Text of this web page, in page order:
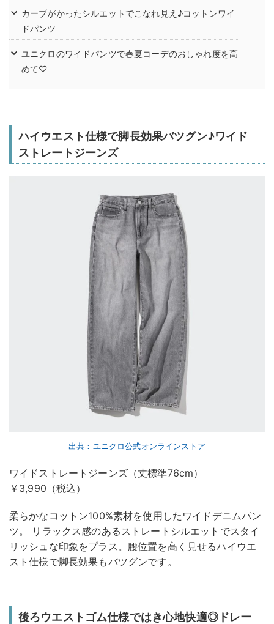
カーブがかったシルエットでこなれ見え♪コットンワイ
ドパンツ
ユニクロのワイドパンツで春夏コーデのおしゃれ度を高
めて♡
ハイウエスト仕様で脚長効果バツグン♪ワイド
ストレートジーンズ
出典：ユニクロ公式オンラインストア
ワイドストレートジーンズ（丈標準76cm）
￥3,990（税込）
柔らかなコットン100%素材を使用したワイドデニムパン
ツ。 リラックス感のあるストレートシルエットでスタイ
リッシュな印象をプラス。腰位置を高く見せるハイウエ
スト仕様で脚長効果もバツグンです。
後ろウエストゴム仕様ではき心地快適◎ドレー